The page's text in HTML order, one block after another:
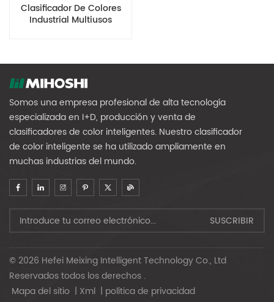
Clasificador De Colores
Industrial Multiusos
Somos una empresa profesional de alta tecnología
especializada en I+D, producción y venta de
clasificadores de color inteligentes. Nuestro clasificador
de color inteligente se ha utilizado ampliamente en
muchas industrias del mundo.
© 2026 Hefei Meixing Intelligent Technology Co., Ltd
Reservados todos los derechos .
Mapa del sitio | Xml | política de privacidad